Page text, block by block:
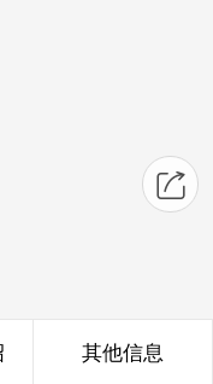
其他信息